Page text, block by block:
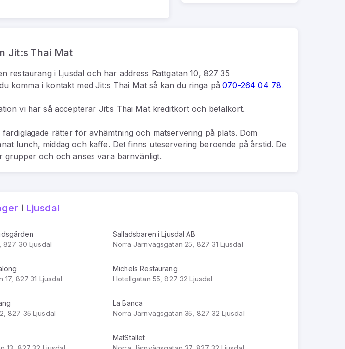
Jit:s Thai Mat
restaurang i Ljusdal och har address Rattgatan 10, 827 35
komma i kontakt medJit:s Thai Mat så kan du ringa på070-264 04 78.
vi har så accepterar Jit:s Thai Mat kreditkort och betalkort.
rätter för avhämtning och matservering på plats. Dom
lunch, middag och kaffe. Det finns uteservering beroende på årstid. De
grupper och och anses vara barnvänligt.
i Ljusdal
827 30 Ljusdal
Salladsbaren i Ljusdal AB
Norra Järnvägsgatan 25, 827 31 Ljusdal
17, 827 31 Ljusdal
Michels Restaurang
Hotellgatan 55, 827 32 Ljusdal
827 35 Ljusdal
La Banca
Norra Järnvägsgatan 35, 827 32 Ljusdal
MatStället